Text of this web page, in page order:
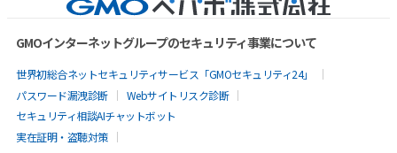
GMOインターネットグループのセキュリティ事業について
世界初総合ネットセキュリティサービス「GMOセキュリティ24」
パスワード漏洩診断
Webサイトリスク診断
セキュリティ相談AIチャットボット
実在証明・盗聴対策